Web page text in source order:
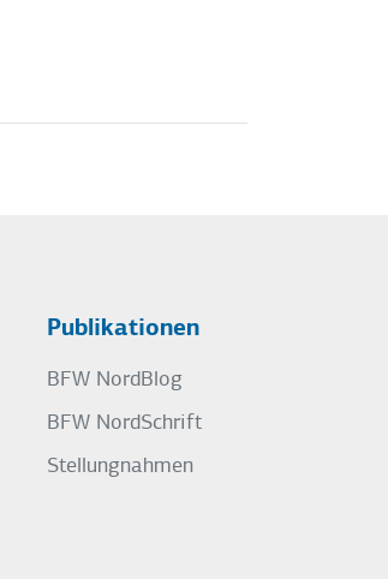
Publikationen
BFW NordBlog
BFW NordSchrift
Stellungnahmen